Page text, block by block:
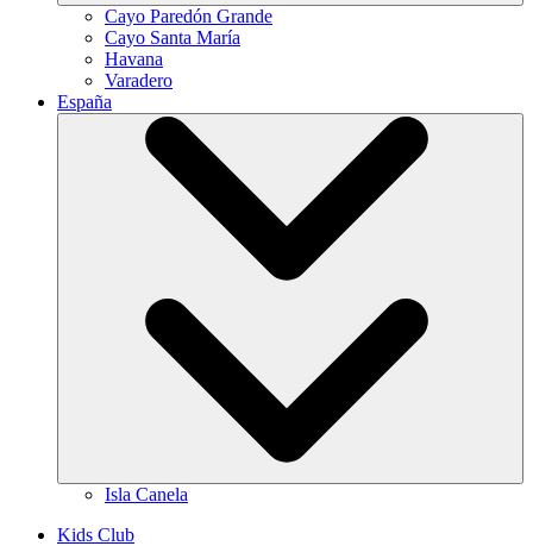
Cayo Paredón Grande
Cayo Santa María
Havana
Varadero
España
Isla Canela
Kids Club